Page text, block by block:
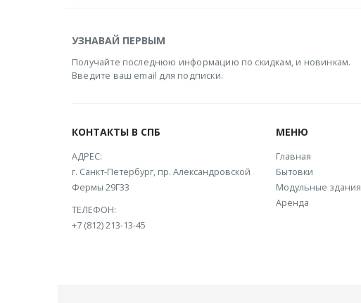
УЗНАВАЙ ПЕРВЫМ
Получайте последнюю информацию по скидкам, и новинкам.
Введите ваш email для подписки.
КОНТАКТЫ В СПБ
АДРЕС:
г. Санкт-Петербург, пр. Александровской
Фермы 29Г33
ТЕЛЕФОН:
+7 (812) 213-13-45
МЕНЮ
Главная
Бытовки
Модульные здания
Аренда